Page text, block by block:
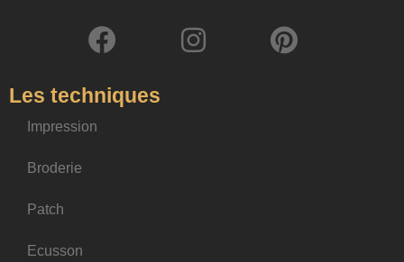
Les techniques
Impression
Broderie
Patch
Ecusson